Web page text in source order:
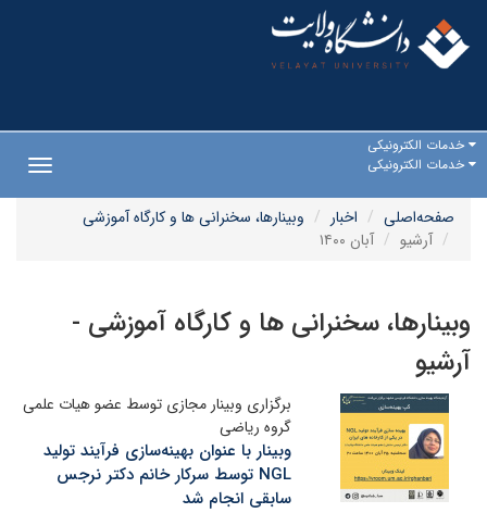
خدمات الکترونیکی
خدمات الکترونیکی
صفحه‌اصلی
اخبار
وبینارها، سخنرانی ها و کارگاه آموزشی
آرشیو
آبان ۱۴۰۰
وبینارها، سخنرانی ها و کارگاه آموزشی -
آرشیو
برگزاری وبینار مجازی توسط عضو هیات علمی
گروه ریاضی
وبینار با عنوان بهینه‌سازی فرآیند تولید
NGL توسط سرکار خانم دکتر نرجس
سابقی انجام شد